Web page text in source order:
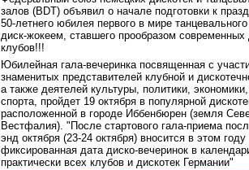
залов (BDT) объявил о начале подготовки к
50-летнего юбилея первого в мире
диск-жокеем, ставшего прообразом современных
клубов!!!
Юбилейная гала-вечеринка посвященная с
знаменитых представителей клубной и
а также деятелей культуры, политики,
спорта, пройдет 19 октября в популярной
расположенной в городе Иббенбюрен (земля
Вестфалия). "После стартового гала-приема
энд октября (23-24 октября) вносится в этом году
фиксированная дата диско-вечеринок в
практически всех клубов и дискотек Германии"